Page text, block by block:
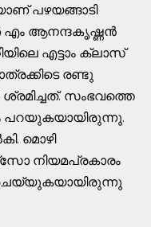
പഴയങ്ങാടി
എം ആനന്ദകൃഷ്ണൻ
എട്ടാം ക്ലാസ്
രണ്ടു
ശ്രമിച്ചത്. സംഭവത്തെ
പറയുകയായിരുന്നു.
മൊഴി
നിയമപ്രകാരം